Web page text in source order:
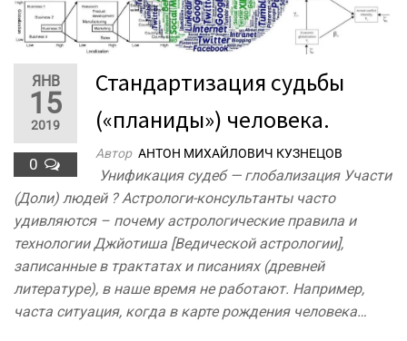
ЯНВ
15
2019
0
Стандартизация судьбы
(«планиды») человека.
Автор АНТОН МИХАЙЛОВИЧ КУЗНЕЦОВ
Унификация судеб — глобализация Участи
(Доли) людей ? Астрологи-консультанты часто
удивляются – почему астрологические правила и
технологии Джйотиша [Ведической астрологии],
записанные в трактатах и писаниях (древней
литературе), в наше время не работают. Например,
часта ситуация, когда в карте рождения человека…